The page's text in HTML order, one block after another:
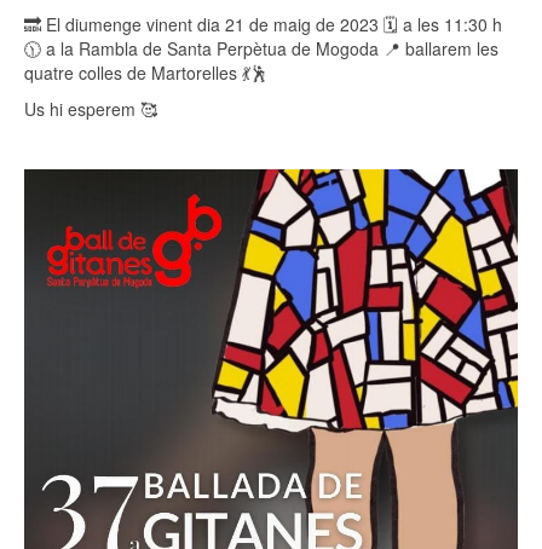
🔜 El diumenge vinent dia 21 de maig de 2023 🗓️ a les 11:30 h
🕦 a la Rambla de Santa Perpètua de Mogoda 📍 ballarem les
quatre colles de Martorelles 💃🕺
Us hi esperem 🥰